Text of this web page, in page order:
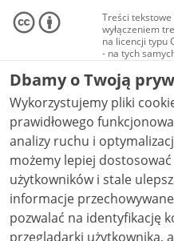
Treści
wyłączeniem
na licencji typu
- na tych
Materiały
audio i wideo,
Creative
niekomercyjne -
NC-ND 4.0), o
Dbamy o Twoją
Wykorzystujemy pliki
prawidłowego
analizy ruchu i optymalizacji
możemy lepiej
użytkowników i stale ulepszać
informacje
pozwalać na identyfikację
przeglądarki użytkownika,